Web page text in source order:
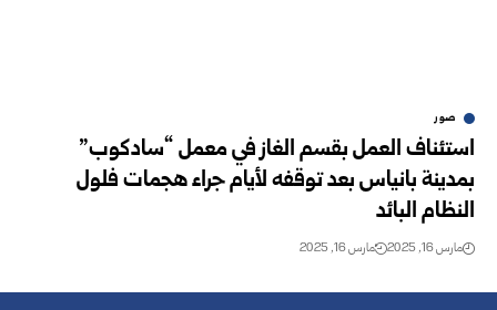
صور
استئناف العمل بقسم الغاز في معمل “سادكوب”
بمدينة بانياس بعد توقفه لأيام جراء هجمات فلول
النظام البائد
مارس 16, 2025 مارس 16, 2025